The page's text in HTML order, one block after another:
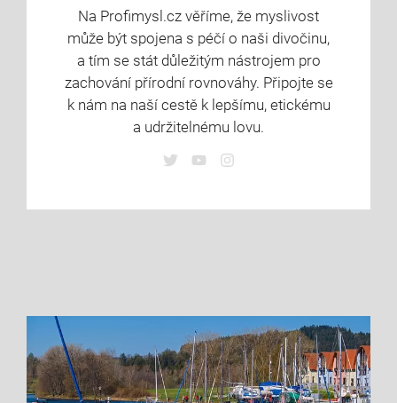
Na Profimysl.cz věříme, že myslivost
může být spojena s péčí o naši divočinu,
a tím se stát důležitým nástrojem pro
zachování přírodní rovnováhy. Připojte se
k nám na naší cestě k lepšímu, etickému
a udržitelnému lovu.